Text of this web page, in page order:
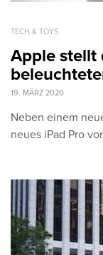
TECH & TOYS
Apple stellt
19. MÄRZ 2020
Neben einem
neues iPad Pro